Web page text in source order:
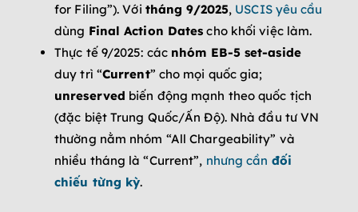
for Filing”). Với tháng 9/2025, USCIS yêu cầu
dùng Final Action Dates cho khối việc làm.
Thực tế 9/2025: các nhóm EB-5 set-aside
duy trì “Current” cho mọi quốc gia;
unreserved biến động mạnh theo quốc tịch
(đặc biệt Trung Quốc/Ấn Độ). Nhà đầu tư VN
thường nằm nhóm “All Chargeability” và
nhiều tháng là “Current”, nhưng cần đối
chiếu từng kỳ.